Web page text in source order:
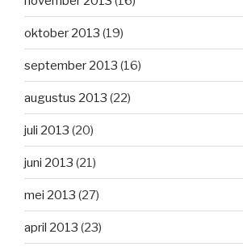
oktober 2013 (19)
september 2013 (16)
augustus 2013 (22)
juli 2013 (20)
juni 2013 (21)
mei 2013 (27)
april 2013 (23)